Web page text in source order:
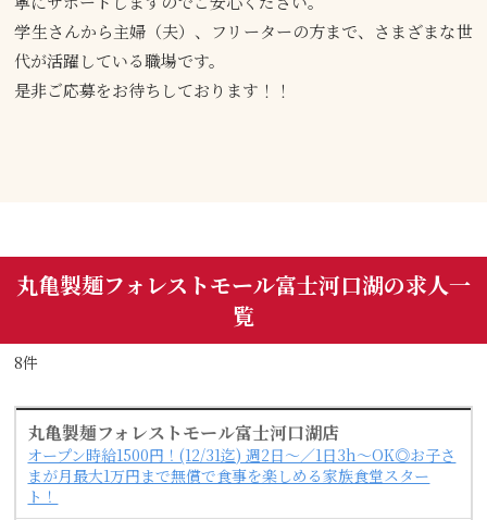
学生さんから主婦（夫）、フリーターの方まで、さまざまな世
代が活躍している職場です。
是非ご応募をお待ちしております！！
丸亀製麺フォレストモール富士河口湖の求人一
覧
8件
丸亀製麺フォレストモール富士河口湖店
オープン時給1500円！(12/31迄) 週2日～／1日3h～OK◎お子さ
まが月最大1万円まで無償で食事を楽しめる家族食堂スター
ト！